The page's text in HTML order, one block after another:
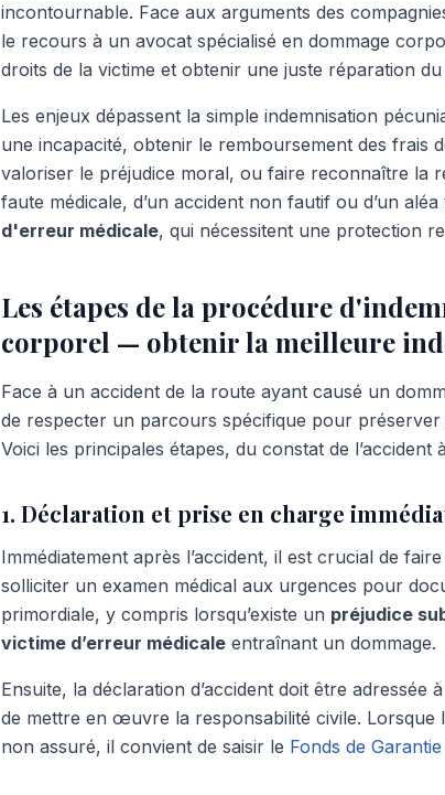
incontournable. Face aux arguments des
le recours à un avocat spécialisé en dommage
droits de la victime et obtenir une juste réparation du
Les enjeux dépassent la simple indemnisation
une incapacité, obtenir le remboursement des frais
valoriser le préjudice moral, ou faire reconnaître la
faute médicale, d’un accident non fautif ou d’un
d'erreur médicale, qui nécessitent une protection
Les étapes de la procédure
corporel — obtenir la meilleure
Face à un accident de la route ayant causé un
de respecter un parcours spécifique pour
Voici les principales étapes, du constat de l’accident
1. Déclaration et prise en charge
Immédiatement après l’accident, il est crucial de
solliciter un examen médical aux urgences pour
primordiale, y compris lorsqu’existe un préjudice
victime d’erreur médicale entraînant un dommage.
Ensuite, la déclaration d’accident doit être
de mettre en œuvre la responsabilité civile. Lorsque
non assuré, il convient de saisir le Fonds de